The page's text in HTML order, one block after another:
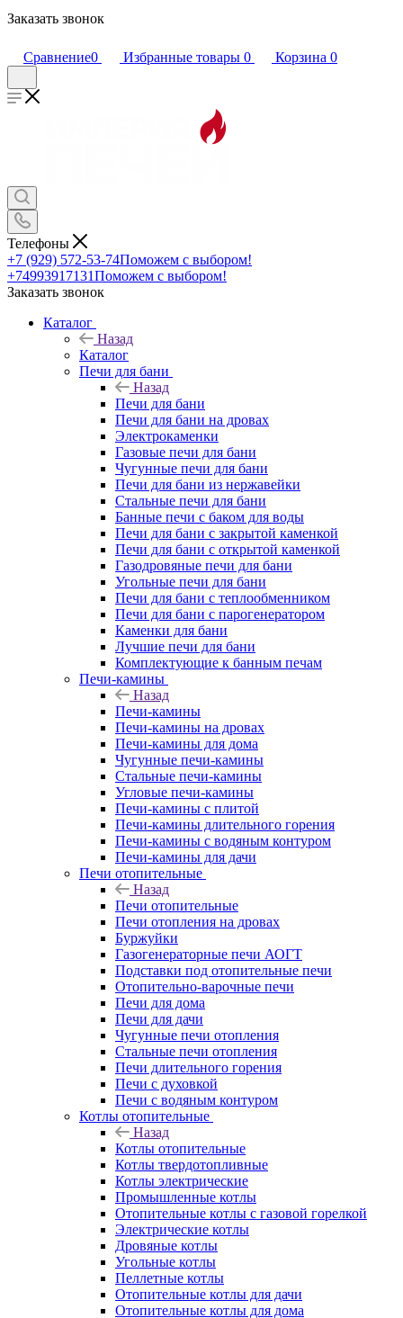
Заказать звонок
Сравнение0 Избранные товары 0 Корзина 0
Телефоны
+7 (929) 572-53-74Поможем с выбором!
+74993917131Поможем с выбором!
Заказать звонок
Каталог
Назад
Каталог
Печи для бани
Назад
Печи для бани
Печи для бани на дровах
Электрокаменки
Газовые печи для бани
Чугунные печи для бани
Печи для бани из нержавейки
Стальные печи для бани
Банные печи с баком для воды
Печи для бани с закрытой каменкой
Печи для бани с открытой каменкой
Газодровяные печи для бани
Угольные печи для бани
Печи для бани с теплообменником
Печи для бани с парогенератором
Каменки для бани
Лучшие печи для бани
Комплектующие к банным печам
Печи-камины
Назад
Печи-камины
Печи-камины на дровах
Печи-камины для дома
Чугунные печи-камины
Стальные печи-камины
Угловые печи-камины
Печи-камины с плитой
Печи-камины длительного горения
Печи-камины с водяным контуром
Печи-камины для дачи
Печи отопительные
Назад
Печи отопительные
Печи отопления на дровах
Буржуйки
Газогенераторные печи АОГТ
Подставки под отопительные печи
Отопительно-варочные печи
Печи для дома
Печи для дачи
Чугунные печи отопления
Стальные печи отопления
Печи длительного горения
Печи с духовкой
Печи с водяным контуром
Котлы отопительные
Назад
Котлы отопительные
Котлы твердотопливные
Котлы электрические
Промышленные котлы
Отопительные котлы с газовой горелкой
Электрические котлы
Дровяные котлы
Угольные котлы
Пеллетные котлы
Отопительные котлы для дачи
Отопительные котлы для дома